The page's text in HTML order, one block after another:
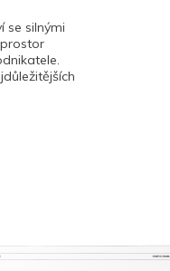
se silnými